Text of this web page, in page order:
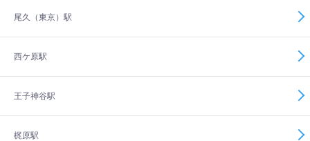
尾久（東京）駅
西ケ原駅
王子神谷駅
梶原駅